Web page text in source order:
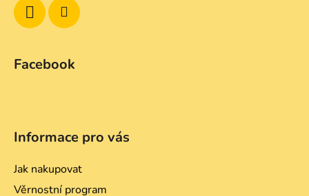
Facebook
Informace pro vás
Jak nakupovat
Věrnostní program